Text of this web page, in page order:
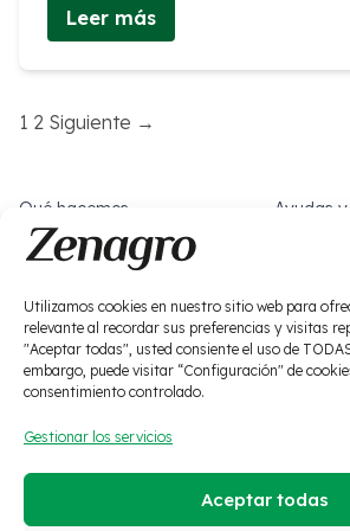
Utilizamos cookies en nuestro sitio web para
relevante al recordar sus preferencias y visitas
"Aceptar todas", usted consiente el uso de
embargo, puede visitar “Configuración" de
consentimiento controlado.
Gestionar los servicios
Aceptar todas
Leer más
Paginación
1 2 Siguiente →
Qué hacemos
Sobre nosotros
Noticias
Ayudas
Social
Bioestimulación
Macronutrición
Micronutrición
Aviso Legal · Política de privacidad ·